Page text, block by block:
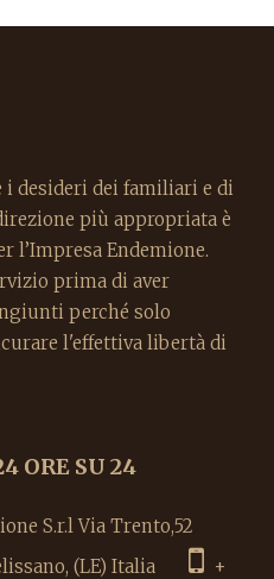
desideri dei familiari e di
più appropriata è
l’Impresa Endemione.
prima di aver
perché solo
l'effettiva libertà di
ORE SU 24
S.r.l Via Trento,52
(LE) Italia
+